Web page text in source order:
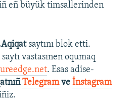
eñ büyük timsallerinden
saytını blok etti.
vastasınen oqumaq
. Esas adise-
Telegramve İnstagram